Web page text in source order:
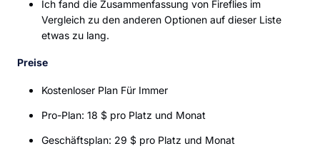
Ich fand die Zusammenfassung von Fireflies im
Vergleich zu den anderen Optionen auf dieser Liste
etwas zu lang.
Preise
Kostenloser Plan Für Immer
Pro-Plan: 18 $ pro Platz und Monat
Geschäftsplan: 29 $ pro Platz und Monat